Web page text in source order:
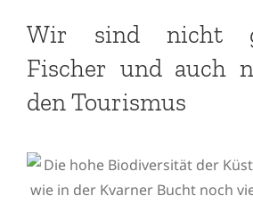
Wir sind nicht
Fischer und auch
den Tourismus